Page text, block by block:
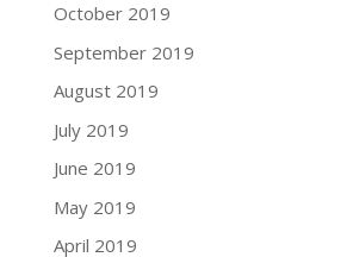
October 2019
September 2019
August 2019
July 2019
June 2019
May 2019
April 2019